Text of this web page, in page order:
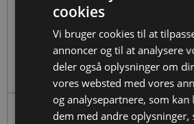
Hvad er en rumstation?
Hvad er en stjerne?
Hvad mon Rasmus Klump
rumstationen.
Til læreren
cookies
Vi bruger cookies til at
annoncer og til at analysere
deler også oplysninger om
vores websted med vores
og analysepartnere, som
dem med andre oplysninger,